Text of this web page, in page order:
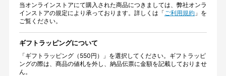
当オンラインストアにて購入された商品につきましては、弊社オンラ
インストアの規定により承っております。詳しくは「 ご利用規約」を
ご覧ください。
ギフトラッピングについて
「ギフトラッピング（550円）」を選択してください。ギフトラッピ
ングの際は、商品の値札を外し、納品伝票に金額を記載しておりませ
ん。